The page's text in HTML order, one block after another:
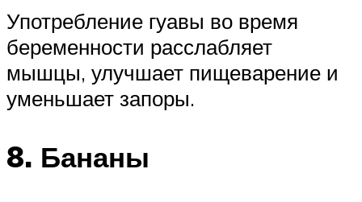
Употребление гуавы во время
беременности расслабляет
мышцы, улучшает пищеварение и
уменьшает запоры.
8. Бананы